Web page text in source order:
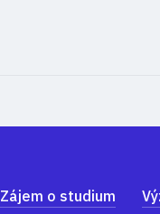
Zájem o studium